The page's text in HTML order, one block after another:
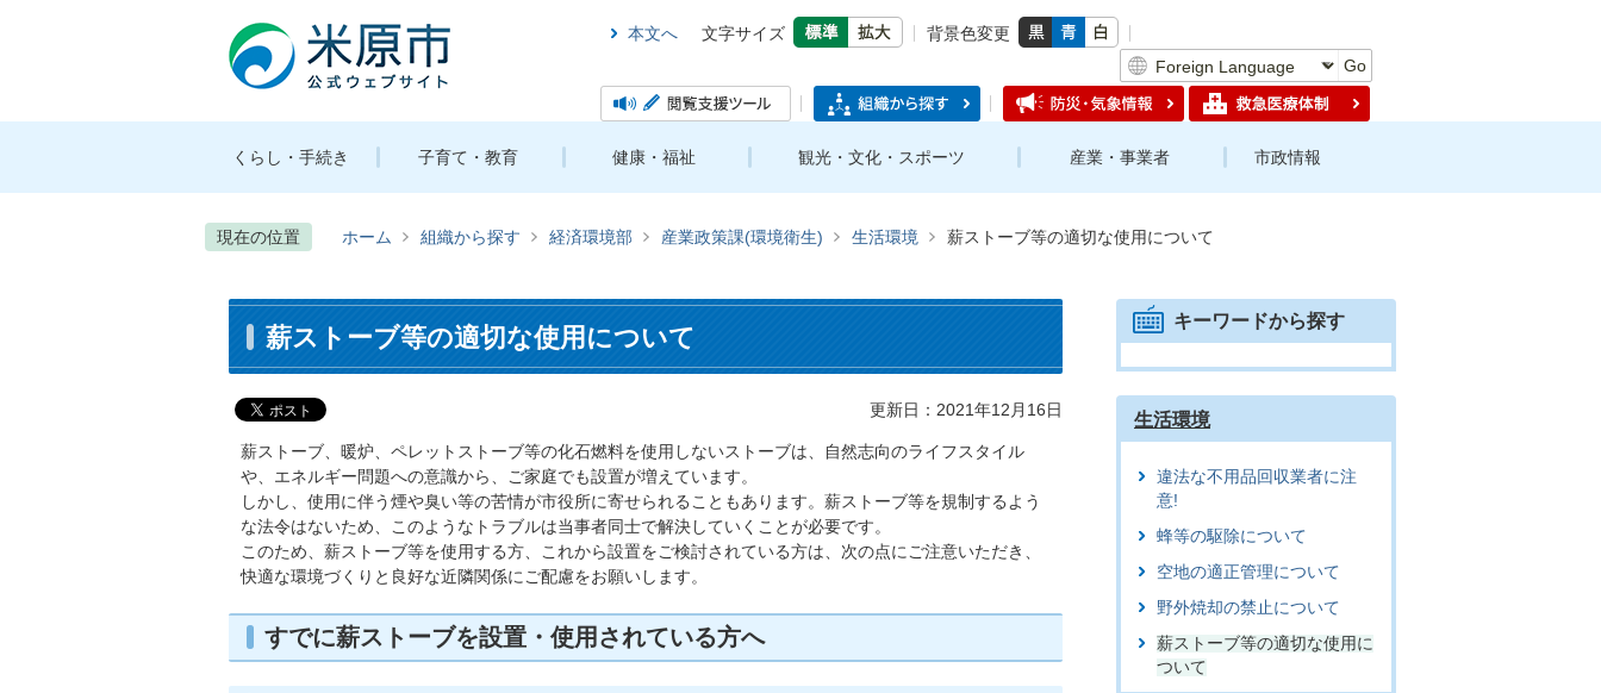
本文へ 文字サイズ
背景色変更
Go
くらし・手続き 子育て・教育 健康・福祉 観光・文化・スポーツ 産業・事業者 市政情報
現在の位置 ホーム 組織から探す 経済環境部 産業政策課(環境衛生) 生活環境 薪ストーブ等の適切な使用について
薪ストーブ等の適切な使用について
更新日：2021年12月16日
薪ストーブ、暖炉、ペレットストーブ等の化石燃料を使用しないストーブは、自然志向のライフスタイル
や、エネルギー問題への意識から、ご家庭でも設置が増えています。
しかし、使用に伴う煙や臭い等の苦情が市役所に寄せられることもあります。薪ストーブ等を規制するよう
な法令はないため、このようなトラブルは当事者同士で解決していくことが必要です。
このため、薪ストーブ等を使用する方、これから設置をご検討されている方は、次の点にご注意いただき、
快適な環境づくりと良好な近隣関係にご配慮をお願いします。
すでに薪ストーブを設置・使用されている方へ
キーワードから探す
生活環境
違法な不用品回収業者に注
意!
蜂等の駆除について
空地の適正管理について
野外焼却の禁止について
薪ストーブ等の適切な使用に
ついて